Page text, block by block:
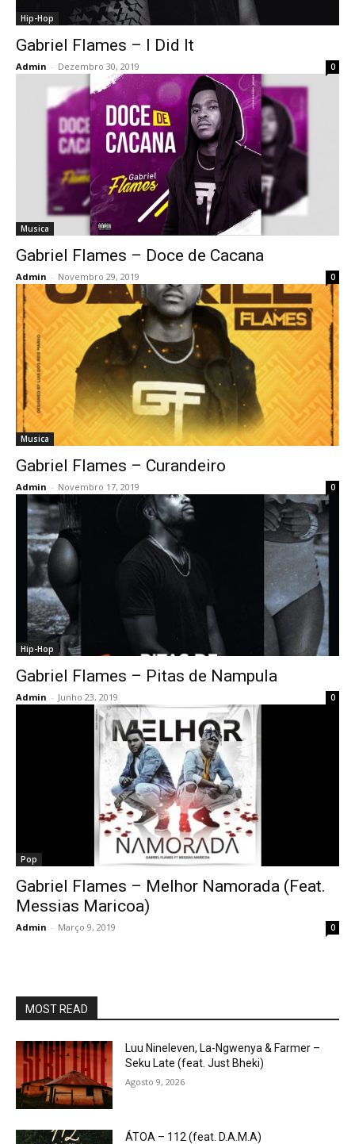
Hip-Hop
Gabriel Flames – I Did It
Admin - Dezembro 30, 2019 0
Musica
Gabriel Flames – Doce de Cacana
Admin - Novembro 29, 2019 0
Musica
Gabriel Flames – Curandeiro
Admin - Novembro 17, 2019 0
Hip-Hop
Gabriel Flames – Pitas de Nampula
Admin - Junho 23, 2019 0
Pop
Gabriel Flames – Melhor Namorada (Feat.
Messias Maricoa)
Admin - Março 9, 2019 0
MOST READ
Luu Nineleven, La-Ngwenya & Farmer –
Seku Late (feat. Just Bheki)
Agosto 9, 2026
ÁTOA – 112 (feat. D.A.M.A)